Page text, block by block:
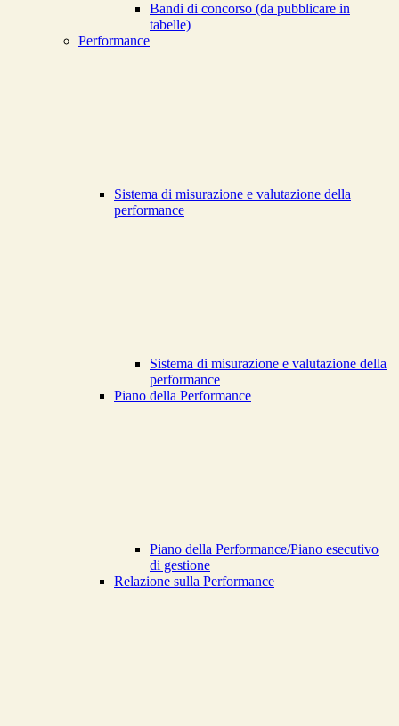
Bandi di concorso (da pubblicare in
tabelle)
Performance
Sistema di misurazione e valutazione della
performance
Sistema di misurazione e valutazione della
performance
Piano della Performance
Piano della Performance/Piano esecutivo
di gestione
Relazione sulla Performance